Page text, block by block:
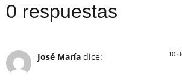
0 respuestas
José María dice: 10